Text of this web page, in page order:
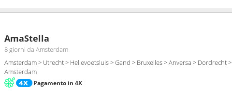
AmaStella
8 giorni da Amsterdam
Amsterdam > Utrecht > Hellevoetsluis > Gand > Bruxelles > Anversa > Dordrecht >
Amsterdam
Pagamento in 4X